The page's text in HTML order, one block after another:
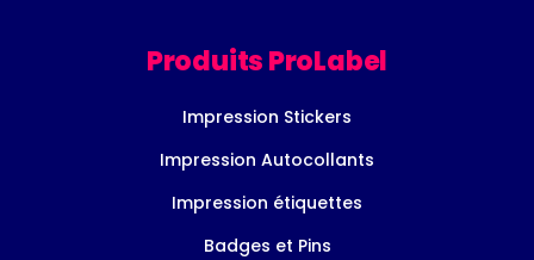
Produits ProLabel
Impression Stickers
Impression Autocollants
Impression étiquettes
Badges et Pins